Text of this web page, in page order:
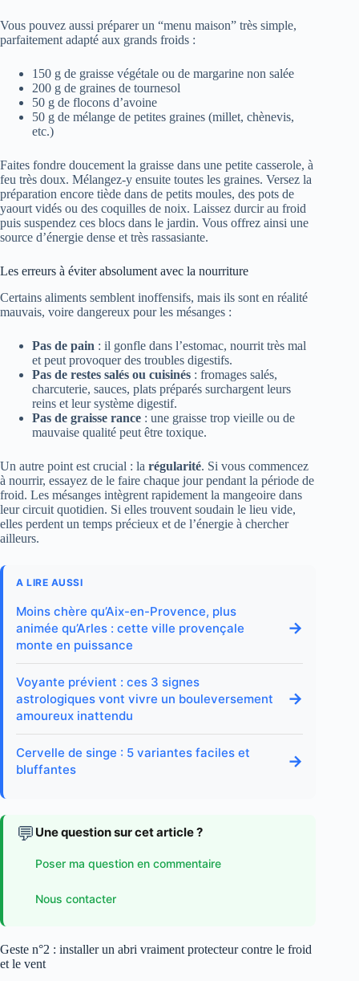
Vous pouvez aussi préparer un “menu maison” très simple,
parfaitement adapté aux grands froids :
150 g de graisse végétale ou de margarine non salée
200 g de graines de tournesol
50 g de flocons d’avoine
50 g de mélange de petites graines (millet, chènevis,
etc.)
Faites fondre doucement la graisse dans une petite casserole, à
feu très doux. Mélangez-y ensuite toutes les graines. Versez la
préparation encore tiède dans de petits moules, des pots de
yaourt vidés ou des coquilles de noix. Laissez durcir au froid
puis suspendez ces blocs dans le jardin. Vous offrez ainsi une
source d’énergie dense et très rassasiante.
Les erreurs à éviter absolument avec la nourriture
Certains aliments semblent inoffensifs, mais ils sont en réalité
mauvais, voire dangereux pour les mésanges :
Pas de pain : il gonfle dans l’estomac, nourrit très mal
et peut provoquer des troubles digestifs.
Pas de restes salés ou cuisinés : fromages salés,
charcuterie, sauces, plats préparés surchargent leurs
reins et leur système digestif.
Pas de graisse rance : une graisse trop vieille ou de
mauvaise qualité peut être toxique.
Un autre point est crucial : la régularité. Si vous commencez
à nourrir, essayez de le faire chaque jour pendant la période de
froid. Les mésanges intègrent rapidement la mangeoire dans
leur circuit quotidien. Si elles trouvent soudain le lieu vide,
elles perdent un temps précieux et de l’énergie à chercher
ailleurs.
A LIRE AUSSI
Moins chère qu’Aix-en-Provence, plus
animée qu’Arles : cette ville provençale
monte en puissance
→
Voyante prévient : ces 3 signes
astrologiques vont vivre un bouleversement
amoureux inattendu
→
Cervelle de singe : 5 variantes faciles et
bluffantes
→
💬 Une question sur cet article ?
Poser ma question en commentaire
Nous contacter
Geste n°2 : installer un abri vraiment protecteur contre le froid
et le vent